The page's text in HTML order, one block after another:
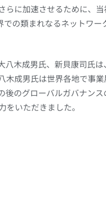
らに加速させるために、
の類まれなるネットワー
木成男氏、新貝康司氏
木成男氏は世界各地で事
のグローバルガバナン
いただきました。